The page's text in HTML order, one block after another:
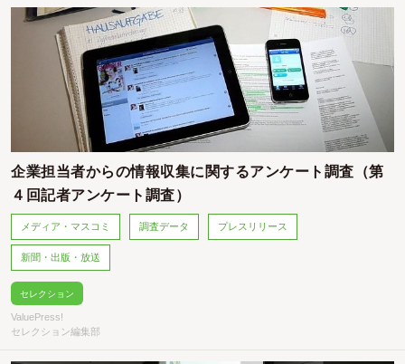
企業担当者からの情報収集に関するアンケート調査（第
４回記者アンケート調査）
メディア・マスコミ 調査データ プレスリリース
新聞・出版・放送
セレクション
ValuePress!
セレクション編集部